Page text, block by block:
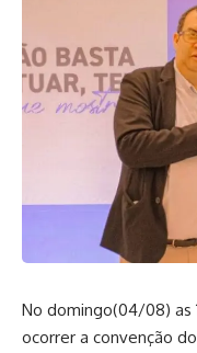
No domingo(04/08) as
ocorrer a convenção